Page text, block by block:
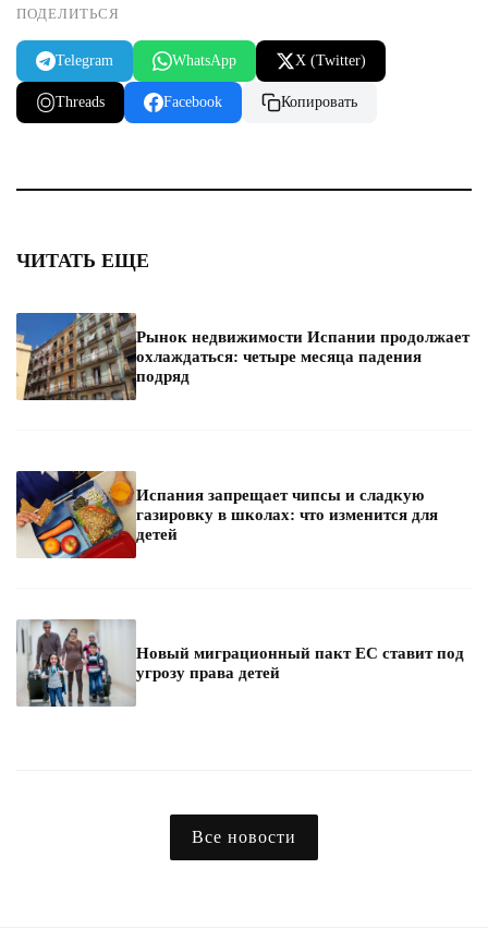
ПОДЕЛИТЬСЯ
Telegram WhatsApp X (Twitter)
Threads Facebook Копировать
ЧИТАТЬ ЕЩЕ
Рынок недвижимости Испании продолжает
охлаждаться: четыре месяца падения
подряд
Испания запрещает чипсы и сладкую
газировку в школах: что изменится для
детей
Новый миграционный пакт ЕС ставит под
угрозу права детей
Все новости